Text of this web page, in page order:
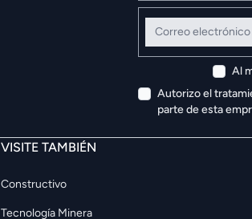
Correo electrónico
Al
Autorizo el
parte de esta
VISITE TAMBIÉN
Constructivo
Tecnología Minera